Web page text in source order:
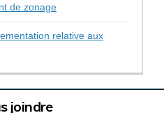
de zonage
relative aux
joindre